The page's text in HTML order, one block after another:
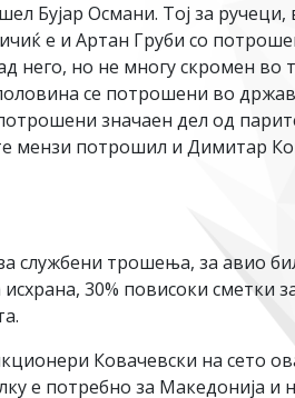
Бујар Османи. Тој за ручеци,
е и Артан Груби со
него, но не многу скромен
се потрошени во
значаен дел од
мензи потрошил и Димитар
трошења, за авио
30% повисоки сметки
Ковачевски на сето
е потребно за Македонија и